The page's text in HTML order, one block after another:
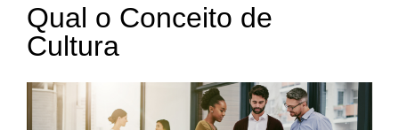
Qual o Conceito de
Cultura